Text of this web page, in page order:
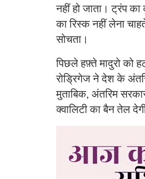
नहीं हो जाता। ट्रंप
का रिस्क नहीं लेना
सोचता।
पिछले हफ़्ते मादुरो को
रोड्रिगेज ने देश के
मुताबिक, अंतरिम
क्वालिटी का बैन तेल